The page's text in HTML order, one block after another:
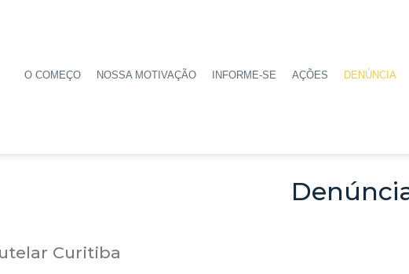
O COMEÇO NOSSA MOTIVAÇÃO INFORME-SE AÇÕES DENÚNCIA
Curitiba